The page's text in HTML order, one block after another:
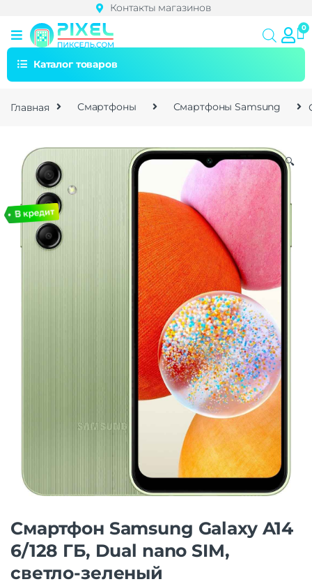
Контакты магазинов
Каталог товаров
Главная Смартфоны Смартфоны Samsung
🔍
Смартфон Samsung Galaxy A14
6/128 ГБ, Dual nano SIM,
светло-зеленый